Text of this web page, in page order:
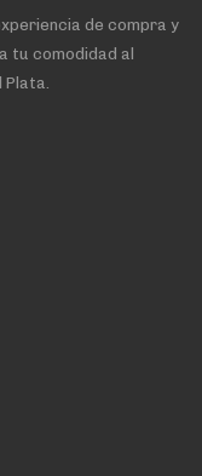
de compra y
tu comodidad al